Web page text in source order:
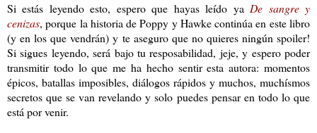
Si estás leyendo esto, espero que hayas leído ya De sangre y
cenizas, porque la historia de Poppy y Hawke continúa en este libro
(y en los que vendrán) y te aseguro que no quieres ningún spoiler!
Si sigues leyendo, será bajo tu resposabilidad, jeje, y espero poder
transmitir todo lo que me ha hecho sentir esta autora: momentos
épicos, batallas imposibles, diálogos rápidos y muchos, muchísmos
secretos que se van revelando y solo puedes pensar en todo lo que
está por venir.